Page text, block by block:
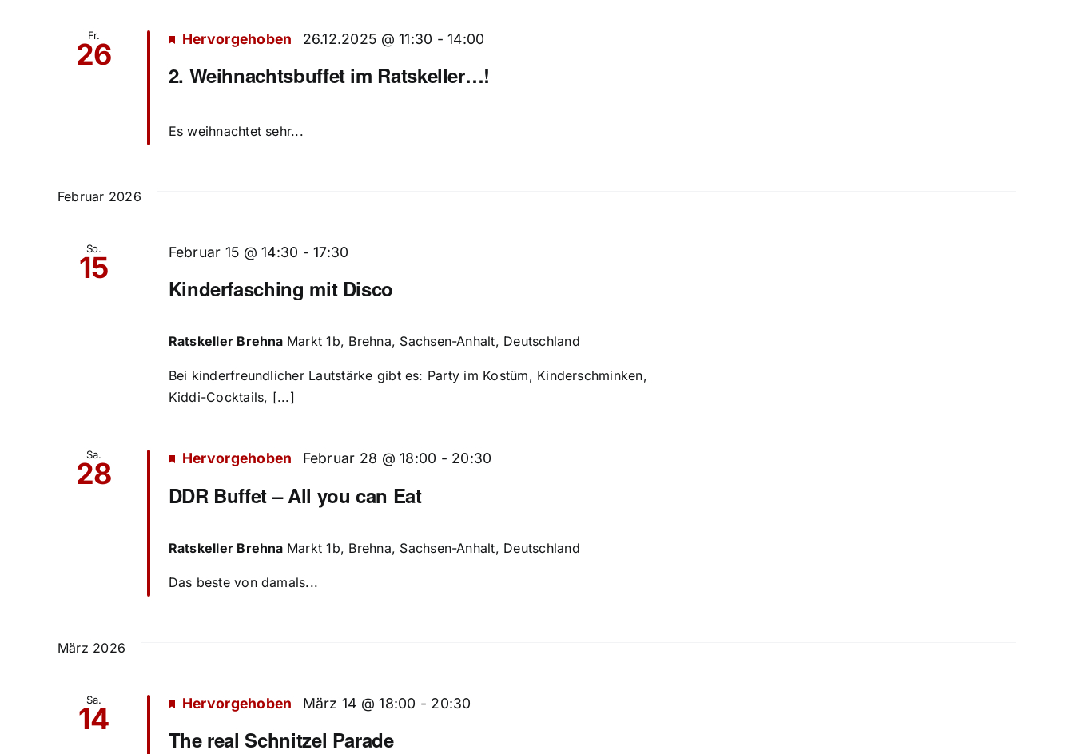
Fr.
26
2. Weihnachtsbuffet im Ratskeller…!
Hervorgehoben 26.12.2025 @ 11:30 -14:00
Es weihnachtet sehr...
Februar 2026
So.
15
Kinderfasching mit Disco
Februar 15 @ 14:30 -17:30
Ratskeller Brehna Markt 1b, Brehna, Sachsen-Anhalt, Deutschland
Bei kinderfreundlicher Lautstärke gibt es: Party im Kostüm, Kinderschminken,
Kiddi-Cocktails, [...]
Sa.
28
DDR Buffet – All you can Eat
Hervorgehoben Februar 28 @ 18:00 - 20:30
Ratskeller Brehna Markt 1b, Brehna, Sachsen-Anhalt, Deutschland
Das beste von damals...
März 2026
Sa.
14
The real Schnitzel Parade
Hervorgehoben März 14 @ 18:00 - 20:30